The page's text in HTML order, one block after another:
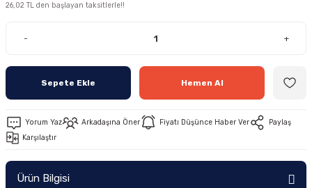
26,02 TL den başlayan taksitlerle!!
- +
Sepete Ekle Hemen Al
Yorum Yaz Arkadaşına Öner Fiyatı Düşünce Haber Ver
Paylaş
Karşılaştır
Ürün Bilgisi